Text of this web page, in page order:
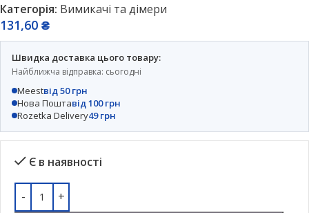
Категорія: Вимикачі та дімери
131,60 ₴
Швидка доставка цього товару:
Найближча відправка: сьогодні
Meestвід 50 грн
Нова Поштавід 100 грн
Rozetka Delivery49 грн
Є в наявності